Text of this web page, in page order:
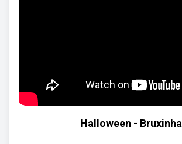
Halloween - Bruxinha